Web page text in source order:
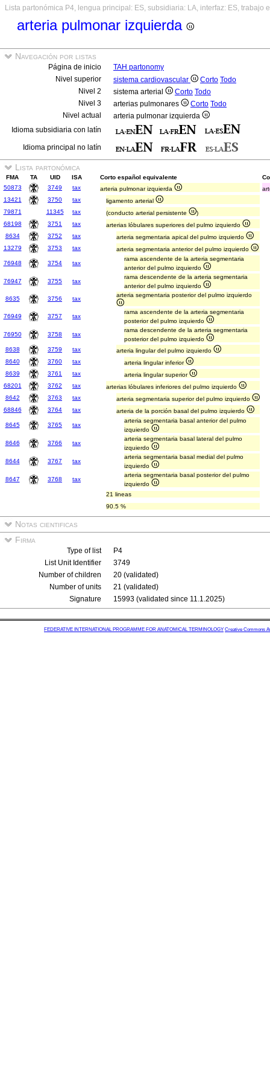
Lista partonómica P4, lengua principal: ES, subsidiaria: LA, interfaz: ES, trabajo
arteria pulmonar izquierda
Navegación por listas
Página de inicio
TAH partonomy
Nivel superior
sistema cardiovascular Corto Todo
Nivel 2
sistema arterial Corto Todo
Nivel 3
arterias pulmonares Corto Todo
Nivel actual
arteria pulmonar izquierda
Idioma subsidiaria con latín
Idioma principal no latín
Lista partonómica
FMA TA UID ISA Corto español equivalente
50873
3749 tax arteria pulmonar izquierda
13421
3750 tax
ligamento arterial
79871
11345 tax (conducto arterial persistente
)
68198
3751 tax
arterias lóbulares superiores del pulmo izquierdo
8634
3752 tax
arteria segmentaria apical del pulmo izquierdo
13279
3753 tax arteria segmentaria anterior del pulmo izquierdo
76948 3754 tax
rama ascendente de la arteria segmentaria
anterior del pulmo izquierdo
76947
3755 tax
rama descendente de la arteria segmentaria
anterior del pulmo izquierdo
8635
3756 tax
arteria segmentaria posterior del pulmo izquierdo
76949 3757 tax
rama ascendente de la arteria segmentaria
posterior del pulmo izquierdo
76950
3758 tax
rama descendente de la arteria segmentaria
posterior del pulmo izquierdo
8638
3759 tax
arteria lingular del pulmo izquierdo
8640
3760 tax
arteria lingular inferior
8639
3761 tax
arteria lingular superior
68201
3762 tax
arterias lóbulares inferiores del pulmo izquierdo
8642
3763 tax
arteria segmentaria superior del pulmo izquierdo
68846
3764 tax arteria de la porción basal del pulmo izquierdo
8645 3765 tax
arteria segmentaria basal anterior del pulmo
izquierdo
8646
3766 tax
arteria segmentaria basal lateral del pulmo
izquierdo
8644
3767 tax
arteria segmentaria basal medial del pulmo
izquierdo
8647
3768 tax
arteria segmentaria basal posterior del pulmo
izquierdo
21 lineas
90.5 %
Notas cientificas
Firma
Type of list
P4
List Unit Identifier
3749
Number of children
20 (validated)
Number of units
21 (validated)
Signature
15993 (validated since 11.1.2025)
FEDERATIVE INTERNATIONAL PROGRAMME FOR ANATOMICAL TERMINOLOGY Creative Commons